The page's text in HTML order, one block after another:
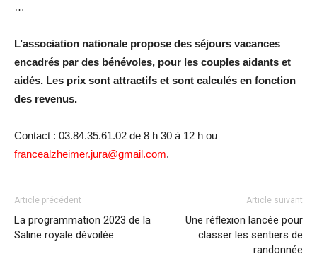
…
L’association nationale propose des séjours vacances
encadrés par des bénévoles, pour les couples aidants et
aidés. Les prix sont attractifs et sont calculés en fonction
des revenus.
Contact : 03.84.35.61.02 de 8 h 30 à 12 h ou
francealzheimer.jura@gmail.com.
Article précédent
La programmation 2023 de la
Saline royale dévoilée
Article suivant
Une réflexion lancée pour
classer les sentiers de
randonnée